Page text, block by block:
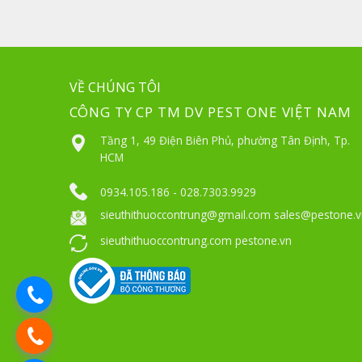
VỀ CHÚNG TÔI
CÔNG TY CP TM DV PEST ONE VIỆT NAM
Tầng 1, 49 Điện Biên Phủ, phường Tân Định, Tp.
HCM
0934.105.186 - 028.7303.9929
sieuthithuoccontrung@gmail.com
sieuthithuoccontrung.com pestone.vn